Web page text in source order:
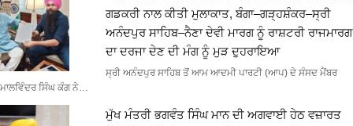
ਗਡਕਰੀ ਨਾਲ ਕੀਤੀ ਮੁਲਾਕਾਤ, ਬੰਗਾ–ਗੜ੍ਹਸ਼ੰਕਰ–ਸ੍ਰੀ
ਅਨੰਦਪੁਰ ਸਾਹਿਬ–ਨੈਣਾ ਦੇਵੀ ਮਾਰਗ ਨੂੰ ਰਾਸ਼ਟਰੀ ਰਾਜਮਾਰਗ
ਦਾ ਦਰਜਾ ਦੇਣ ਦੀ ਮੰਗ ਨੂੰ ਮੁੜ ਦੁਹਰਾਇਆ
ਸ੍ਰੀ ਅਨੰਦਪੁਰ ਸਾਹਿਬ ਤੋਂ ਆਮ ਆਦਮੀ ਪਾਰਟੀ (ਆਪ) ਦੇ ਸੰਸਦ ਮੈਂਬਰ
ਮਾਲਵਿੰਦਰ ਸਿੰਘ ਕੰਗ ਨੇ…
ਮੁੱਖ ਮੰਤਰੀ ਭਗਵੰਤ ਸਿੰਘ ਮਾਨ ਦੀ ਅਗਵਾਈ ਹੇਠ ਵਜ਼ਾਰਤ